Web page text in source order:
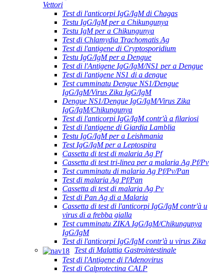
Vettori
Test di l'anticorpi IgG/IgM di Chagas
Testu IgG/IgM per a Chikungunya
Testu IgM per a Chikungunya
Test di Chlamydia Trachomatis Ag
Test di l'antigene di Cryptosporidium
Testu IgG/IgM per a Dengue
Test di l'Antigene IgG/IgM/NS1 per a Dengue
Test di l'antigene NS1 di a dengue
Test cumminatu Dengue NS1/Dengue
IgG/IgM/Virus Zika IgG/IgM
Dengue NS1/Dengue IgG/IgM/Virus Zika
IgG/IgM/Chikungunya
Test di l'anticorpi IgG/IgM contr'à a filariosi
Test di l'antigene di Giardia Lamblia
Testu IgG/IgM per a Leishmania
Test IgG/IgM per a Leptospira
Cassetta di test di malaria Ag Pf
Cassetta di test tri-linea per a malaria Ag Pf/Pv
Test cumminatu di malaria Ag Pf/Pv/Pan
Test di malaria Ag Pf/Pan
Cassetta di test di malaria Ag Pv
Test di Pan Ag di a Malaria
Cassetta di test di l'anticorpi IgG/IgM contr'à u
virus di a frebba gialla
Test cumminatu ZIKA IgG/IgM/Chikungunya
IgG/IgM
Test di l'anticorpi IgG/IgM contr'à u virus Zika
Test di Malattia Gastrointestinale
Test di l'Antigene di l'Adenovirus
Test di Calprotectina CALP